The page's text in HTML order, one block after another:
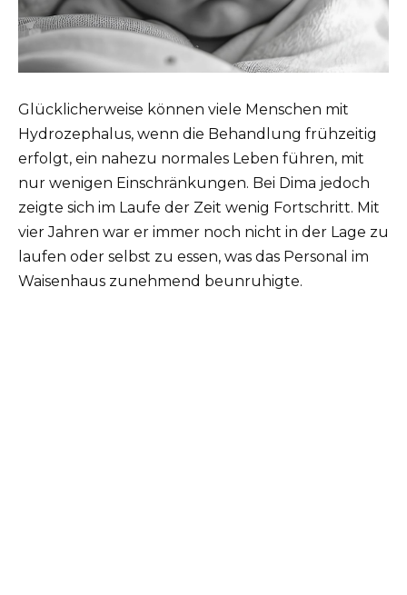
Glücklicherweise können viele Menschen mit
Hydrozephalus, wenn die Behandlung frühzeitig
erfolgt, ein nahezu normales Leben führen, mit
nur wenigen Einschränkungen. Bei Dima jedoch
zeigte sich im Laufe der Zeit wenig Fortschritt. Mit
vier Jahren war er immer noch nicht in der Lage zu
laufen oder selbst zu essen, was das Personal im
Waisenhaus zunehmend beunruhigte.